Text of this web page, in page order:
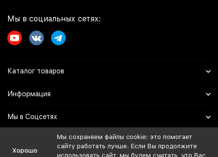
Мы в социальных сетях:
Каталог товаров
Информация
Мы в Соцсетях
Политика персональных данных
Хорошо
Мы сохраняем файлы cookie: это помогает
сайту работать лучше. Если Вы продолжите
использовать сайт, мы будем считать, что Вас